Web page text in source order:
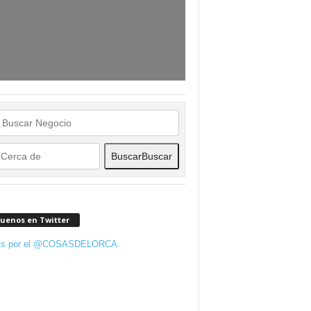
BuscarBuscar
en Twitter
por el @COSASDELORCA.